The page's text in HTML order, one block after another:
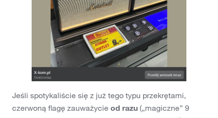
Jeśli spotykaliście się z już tego typu przekrętami,
czerwoną flagę zauważycie od razu („magiczne” 9